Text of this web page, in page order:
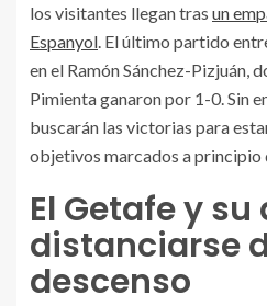
los visitantes llegan tras un
Espanyol. El último partido
en el Ramón Sánchez-Pizjuán,
Pimienta ganaron por 1-0. Sin
buscarán las victorias para
objetivos marcados a principio
El Getafe y su
distanciarse
descenso